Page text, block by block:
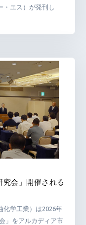
・エス）が発刊し
会」開催される
化学工業）は2026年
」をアルカディア市